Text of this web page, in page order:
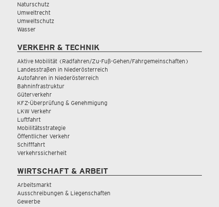
Naturschutz
Umweltrecht
Umweltschutz
Wasser
VERKEHR & TECHNIK
Aktive Mobilität (Radfahren/Zu-Fuß-Gehen/Fahrgemeinschaften)
Landesstraßen in Niederösterreich
Autofahren in Niederösterreich
Bahninfrastruktur
Güterverkehr
KFZ-Überprüfung & Genehmigung
LKW Verkehr
Luftfahrt
Mobilitätsstrategie
Öffentlicher Verkehr
Schifffahrt
Verkehrssicherheit
WIRTSCHAFT & ARBEIT
Arbeitsmarkt
Ausschreibungen & Liegenschaften
Gewerbe